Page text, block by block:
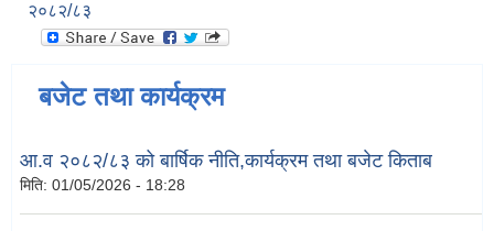
२०८२/८३
बजेट तथा कार्यक्रम
आ.व २०८२/८३ को बार्षिक नीति,कार्यक्रम तथा बजेट किताब
मिति: 01/05/2026 - 18:28